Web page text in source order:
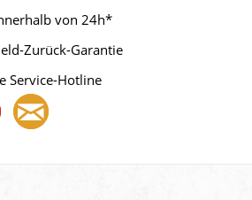
von 24h*
Zurück-Garantie
Service-Hotline